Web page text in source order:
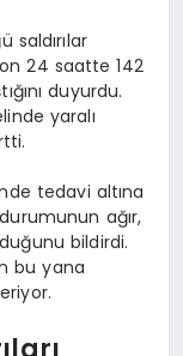
saldırılar
24 saatte 142
duyurdu.
yaralı
tedavi altına
durumunun ağır,
bildirdi.
bu yana